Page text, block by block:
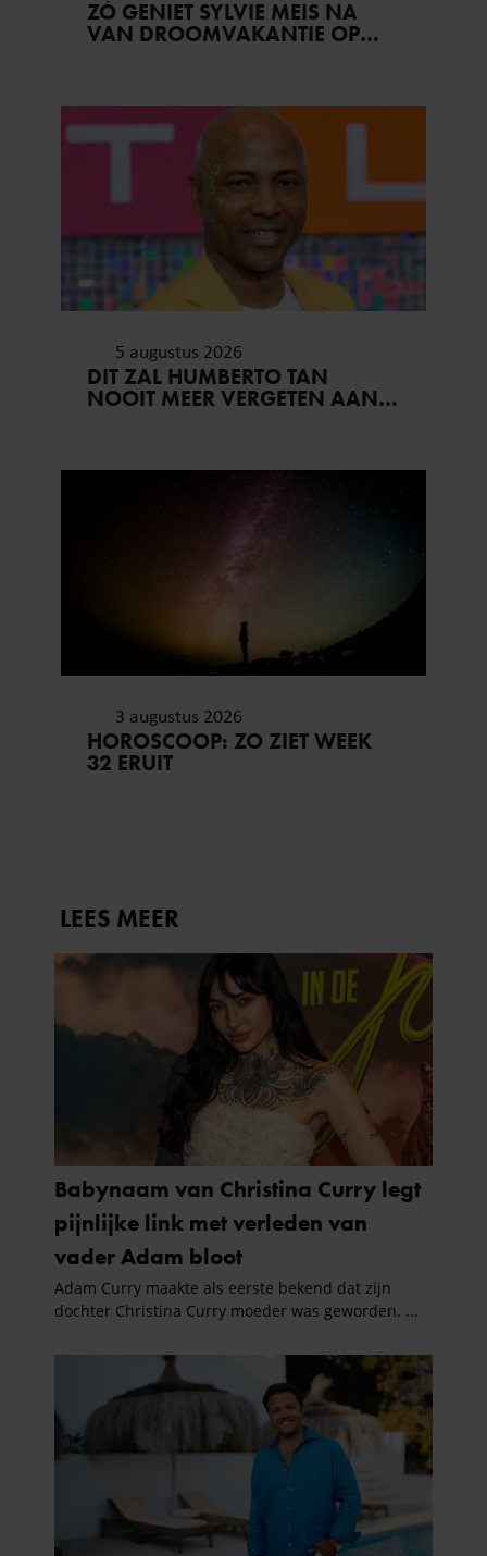
ZÓ GENIET SYLVIE MEIS NA
VAN DROOMVAKANTIE OP
5 augustus 2026
DIT ZAL HUMBERTO TAN
NOOIT MEER VERGETEN AAN
3 augustus 2026
HOROSCOOP: ZO ZIET WEEK
32 ERUIT